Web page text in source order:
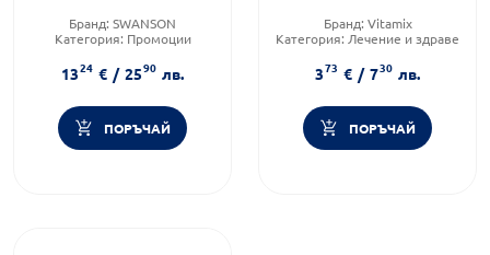
Бранд: SWANSON
Категория: Промоции
1324 € / 2590 лв.
ПОРЪЧАЙ
Бранд: Vitamix
Категория: Лечение и здраве
373 € / 730 лв.
ПОРЪЧАЙ